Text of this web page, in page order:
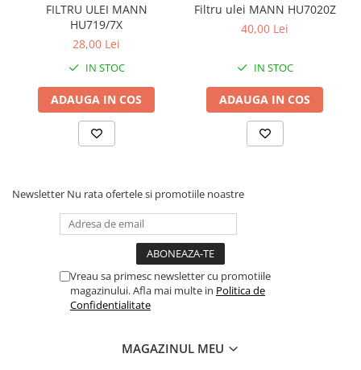
FILTRU ULEI MANN
HU719/7X
28,00 Lei
IN STOC
ADAUGA IN COS
Filtru ulei MANN HU7020Z
40,00 Lei
IN STOC
ADAUGA IN COS
Newsletter Nu rata ofertele si promotiile noastre
Vreau sa primesc newsletter cu promotiile
magazinului. Afla mai multe in Politica de
Confidentialitate
MAGAZINUL MEU